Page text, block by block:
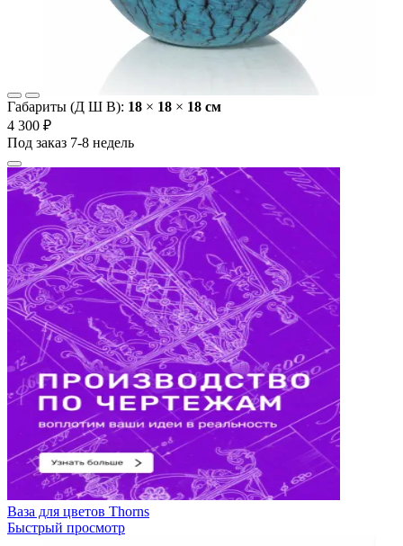
Габариты (Д Ш В): 18 × 18 × 18 cм
4 300 ₽
Под заказ 7-8 недель
Ваза для цветов Thorns
Быстрый просмотр